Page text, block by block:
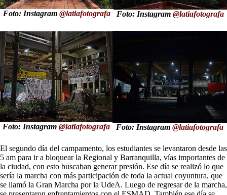
Foto: Instagram @latiafotografa Foto: Instagram @latiafotografa
Foto: Instagram@latiafotografa Foto: Instagram@latiafotografa
El segundo día del campamento, los estudiantes se levantaron desde las
5 am para ir a bloquear la Regional y Barranquilla, vías importantes de
la ciudad, con esto buscaban generar presión. Ese día se realizó lo que
sería la marcha con más participación de toda la actual coyuntura, que
se llamó la Gran Marcha por la UdeA. Luego de regresar de la marcha,